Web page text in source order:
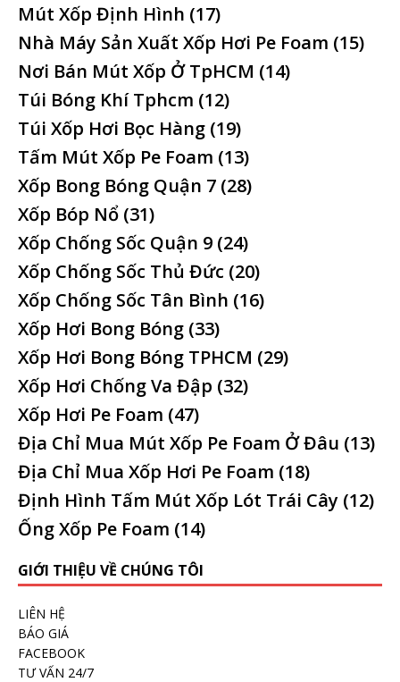
Mút Xốp Định Hình (17)
Nhà Máy Sản Xuất Xốp Hơi Pe Foam (15)
Nơi Bán Mút Xốp Ở TpHCM (14)
Túi Bóng Khí Tphcm (12)
Túi Xốp Hơi Bọc Hàng (19)
Tấm Mút Xốp Pe Foam (13)
Xốp Bong Bóng Quận 7 (28)
Xốp Bóp Nổ (31)
Xốp Chống Sốc Quận 9 (24)
Xốp Chống Sốc Thủ Đức (20)
Xốp Chống Sốc Tân Bình (16)
Xốp Hơi Bong Bóng (33)
Xốp Hơi Bong Bóng TPHCM (29)
Xốp Hơi Chống Va Đập (32)
Xốp Hơi Pe Foam (47)
Địa Chỉ Mua Mút Xốp Pe Foam Ở Đâu (13)
Địa Chỉ Mua Xốp Hơi Pe Foam (18)
Định Hình Tấm Mút Xốp Lót Trái Cây (12)
Ống Xốp Pe Foam (14)
GIỚI THIỆU VỀ CHÚNG TÔI
LIÊN HỆ
BÁO GIÁ
FACEBOOK
TƯ VẤN 24/7